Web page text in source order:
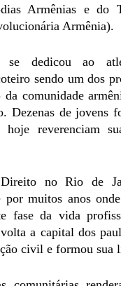
Armênias e do
Armênia).
se dedicou ao
sendo um dos
comunidade
Dezenas de jovens
reverenciam
no Rio de
por muitos anos
fase da vida
a capital dos
civil e formou sua